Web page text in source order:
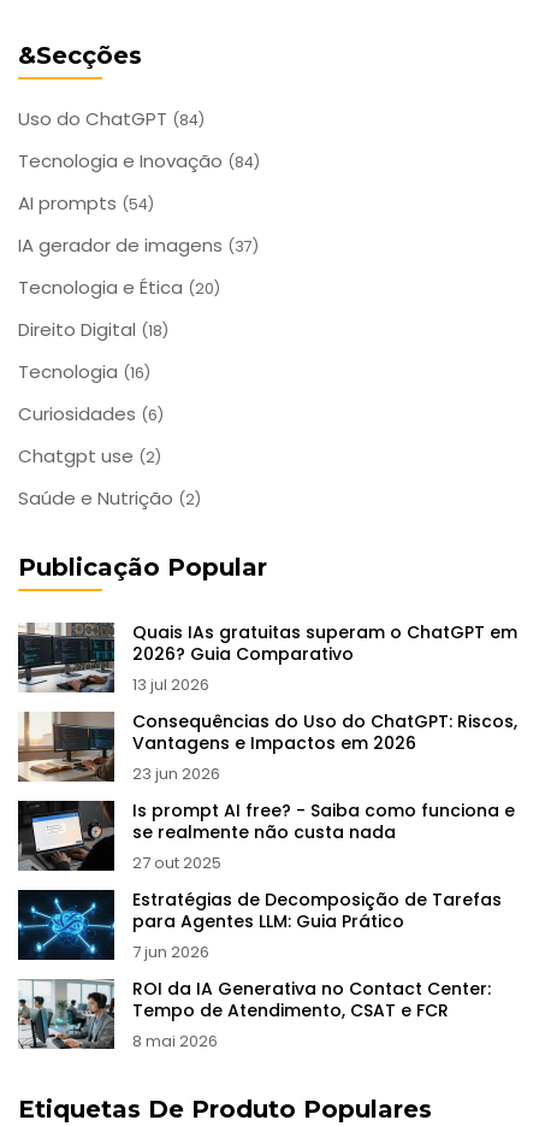
&Secções
Uso do ChatGPT (84)
Tecnologia e Inovação (84)
AI prompts (54)
IA gerador de imagens (37)
Tecnologia e Ética (20)
Direito Digital (18)
Tecnologia (16)
Curiosidades (6)
Chatgpt use (2)
Saúde e Nutrição (2)
Publicação Popular
Quais IAs gratuitas superam o ChatGPT em
2026? Guia Comparativo
13 jul 2026
Consequências do Uso do ChatGPT: Riscos,
Vantagens e Impactos em 2026
23 jun 2026
Is prompt AI free? - Saiba como funciona e
se realmente não custa nada
27 out 2025
Estratégias de Decomposição de Tarefas
para Agentes LLM: Guia Prático
7 jun 2026
ROI da IA Generativa no Contact Center:
Tempo de Atendimento, CSAT e FCR
8 mai 2026
Etiquetas De Produto Populares